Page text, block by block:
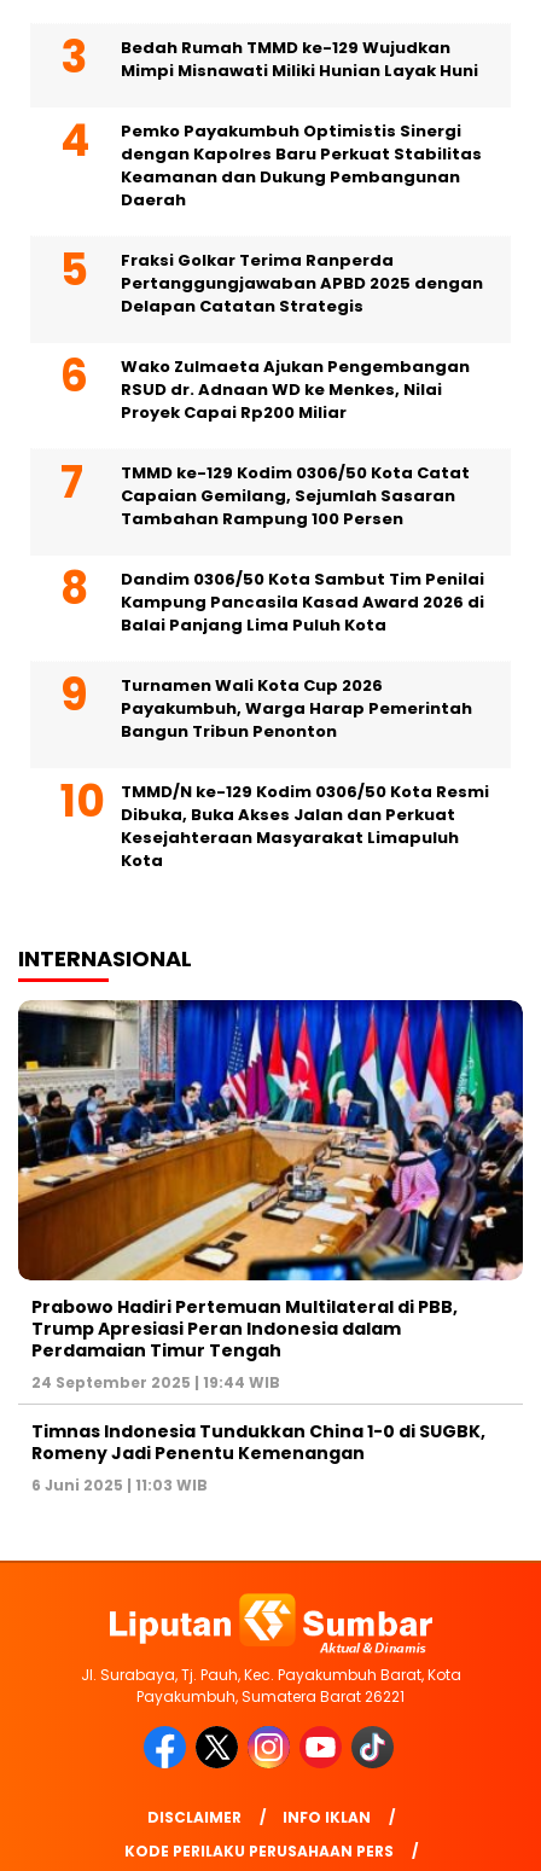
Bedah Rumah TMMD ke-129 Wujudkan
Mimpi Misnawati Miliki Hunian Layak Huni
Pemko Payakumbuh Optimistis Sinergi
dengan Kapolres Baru Perkuat Stabilitas
Keamanan dan Dukung Pembangunan
Daerah
Fraksi Golkar Terima Ranperda
Pertanggungjawaban APBD 2025 dengan
Delapan Catatan Strategis
Wako Zulmaeta Ajukan Pengembangan
RSUD dr. Adnaan WD ke Menkes, Nilai
Proyek Capai Rp200 Miliar
TMMD ke-129 Kodim 0306/50 Kota Catat
Capaian Gemilang, Sejumlah Sasaran
Tambahan Rampung 100 Persen
Dandim 0306/50 Kota Sambut Tim Penilai
Kampung Pancasila Kasad Award 2026 di
Balai Panjang Lima Puluh Kota
Turnamen Wali Kota Cup 2026
Payakumbuh, Warga Harap Pemerintah
Bangun Tribun Penonton
TMMD/N ke-129 Kodim 0306/50 Kota Resmi
Dibuka, Buka Akses Jalan dan Perkuat
Kesejahteraan Masyarakat Limapuluh
Kota
INTERNASIONAL
Prabowo Hadiri Pertemuan Multilateral di PBB,
Trump Apresiasi Peran Indonesia dalam
Perdamaian Timur Tengah
24 September 2025 | 19:44 WIB
Timnas Indonesia Tundukkan China 1-0 di SUGBK,
Romeny Jadi Penentu Kemenangan
6 Juni 2025 | 11:03 WIB
Jl. Surabaya, Tj. Pauh, Kec. Payakumbuh Barat, Kota
Payakumbuh, Sumatera Barat 26221
DISCLAIMER
INFO IKLAN
KODE PERILAKU PERUSAHAAN PERS